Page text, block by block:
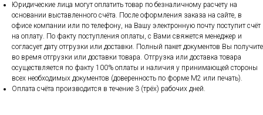
Юридические лица могут оплатить товар по безналичному расчету на
основании выставленного счёта. После оформления заказа на сайте, в
офисе компании или по телефону, на Вашу электронную почту поступит счёт
на оплату. По факту поступления оплаты, с Вами свяжется менеджер и
согласует дату отгрузки или доставки. Полный пакет документов Вы получите
во время отгрузки или доставки товара. Отгрузка или доставка товара
осуществляется по факту 100% оплаты и наличия у принимающей стороны
всех необходимых документов (доверенность по форме М2 или печать).
Оплата счёта производится в течение 3 (трёх) рабочих дней.